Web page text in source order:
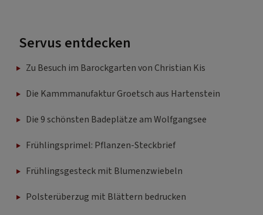
Servus entdecken
Zu Besuch im Barockgarten von Christian Kis
Die Kammmanufaktur Groetsch aus Hartenstein
Die 9 schönsten Badeplätze am Wolfgangsee
Frühlingsprimel: Pflanzen-Steckbrief
Frühlingsgesteck mit Blumenzwiebeln
Polsterüberzug mit Blättern bedrucken